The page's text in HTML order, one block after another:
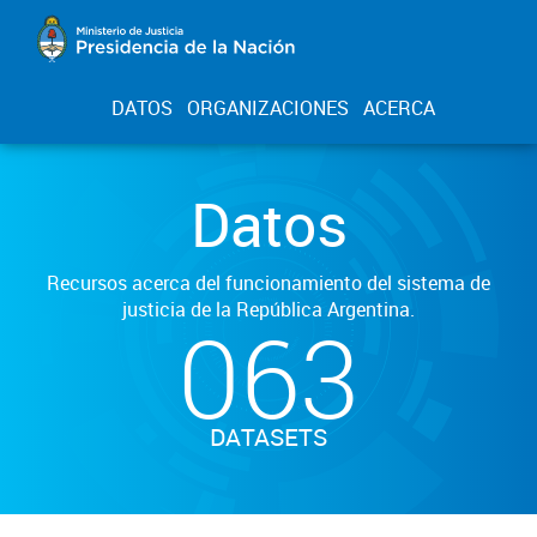
DATOS ORGANIZACIONES ACERCA
Datos
Recursos acerca del funcionamiento del sistema de
justicia de la República Argentina.
063
DATASETS